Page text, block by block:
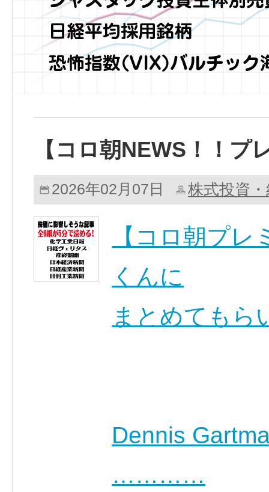
【コロ朝NEWS！！プ
2026年02月07日 株式投資
【コロ朝プ
くんに
まとめてもら
Dennis
…………